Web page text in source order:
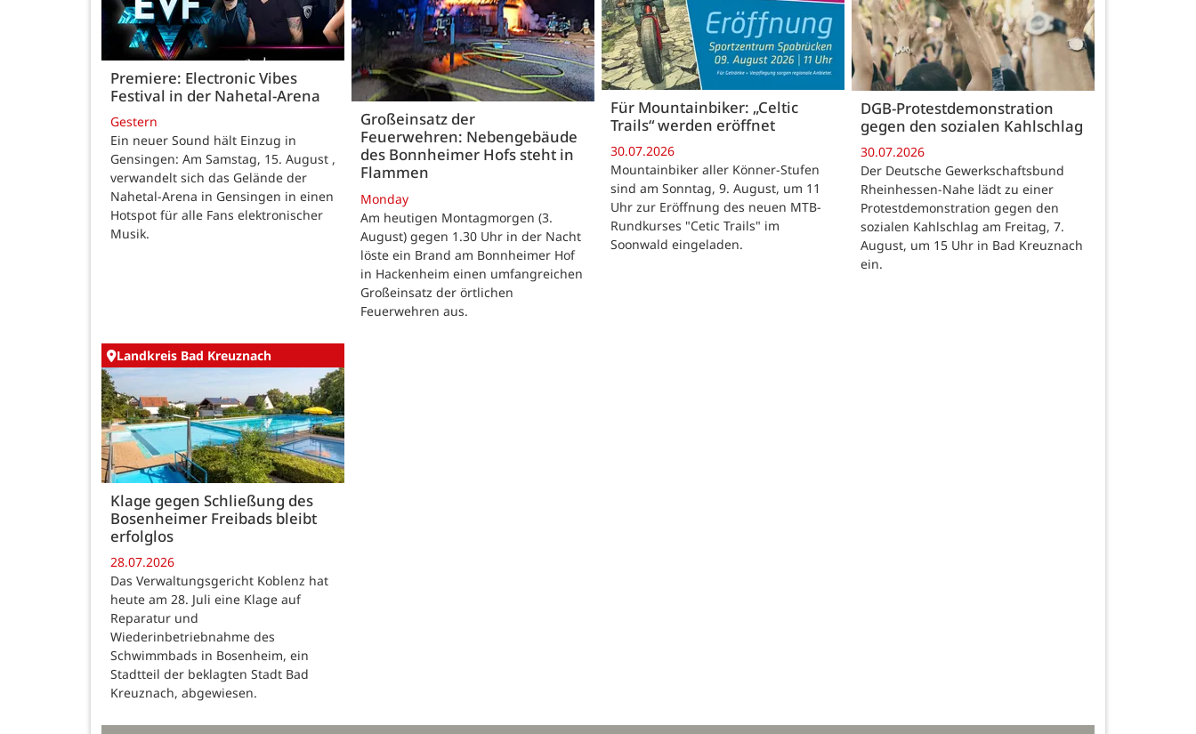
Premiere: Electronic Vibes
Festival in der Nahetal-Arena
Gestern
Ein neuer Sound hält Einzug in
Gensingen: Am Samstag, 15. August ,
verwandelt sich das Gelände der
Nahetal-Arena in Gensingen in einen
Hotspot für alle Fans elektronischer
Musik.
Großeinsatz der
Feuerwehren: Nebengebäude
des Bonnheimer Hofs steht in
Flammen
Monday
Am heutigen Montagmorgen (3.
August) gegen 1.30 Uhr in der Nacht
löste ein Brand am Bonnheimer Hof
in Hackenheim einen umfangreichen
Großeinsatz der örtlichen
Feuerwehren aus.
Für Mountainbiker: „Celtic
Trails“ werden eröffnet
30.07.2026
Mountainbiker aller Könner-Stufen
sind am Sonntag, 9. August, um 11
Uhr zur Eröffnung des neuen MTB-
Rundkurses "Cetic Trails" im
Soonwald eingeladen.
DGB-Protestdemonstration
gegen den sozialen Kahlschlag
30.07.2026
Der Deutsche Gewerkschaftsbund
Rheinhessen-Nahe lädt zu einer
Protestdemonstration gegen den
sozialen Kahlschlag am Freitag, 7.
August, um 15 Uhr in Bad Kreuznach
ein.
Landkreis Bad Kreuznach
Klage gegen Schließung des
Bosenheimer Freibads bleibt
erfolglos
28.07.2026
Das Verwaltungsgericht Koblenz hat
heute am 28. Juli eine Klage auf
Reparatur und
Wiederinbetriebnahme des
Schwimmbads in Bosenheim, ein
Stadtteil der beklagten Stadt Bad
Kreuznach, abgewiesen.